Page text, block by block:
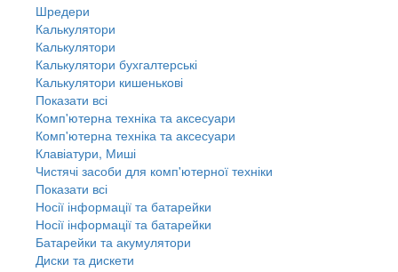
Шредери
Калькулятори
Калькулятори
Калькулятори бухгалтерські
Калькулятори кишенькові
Показати всі
Комп'ютерна техніка та аксесуари
Комп'ютерна техніка та аксесуари
Клавіатури, Миші
Чистячі засоби для комп'ютерної техніки
Показати всі
Носії інформації та батарейки
Носії інформації та батарейки
Батарейки та акумулятори
Диски та дискети